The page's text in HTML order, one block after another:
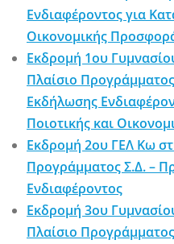
Ενδιαφέροντος για
Οικονομικής
Εκδρομή 1ου
Πλαίσιο
Εκδήλωσης
Ποιοτικής και
Εκδρομή 2ου ΓΕΛ Κω
Προγράμματος Σ.Δ. –
Ενδιαφέροντος
Εκδρομή 3ου
Πλαίσιο